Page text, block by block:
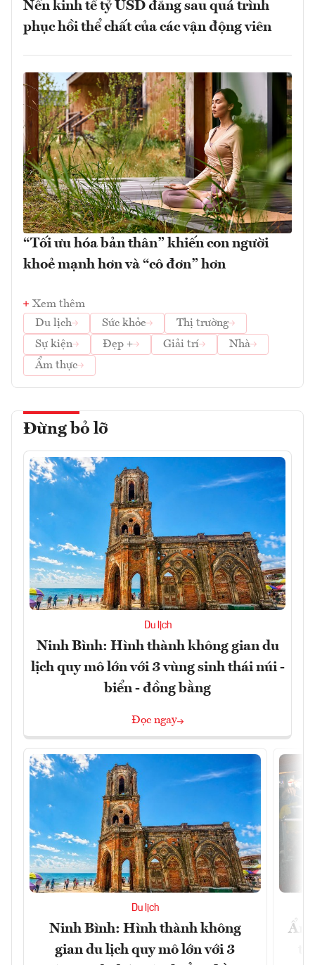
Nền kinh tế tỷ USD đằng sau quá trình
phục hồi thể chất của các vận động viên
“Tối ưu hóa bản thân” khiến con người
khoẻ mạnh hơn và “cô đơn” hơn
Xem thêm
Du lịch
Sức khỏe
Thị trường
Sự kiện
Đẹp + Giải trí
Nhà
Ẩm thực
Đừng bỏ lỡ
Du lịch
Ninh Bình: Hình thành không gian du
lịch quy mô lớn với 3 vùng sinh thái núi -
biển - đồng bằng
Đọc ngay
Du lịch
Ninh Bình: Hình thành không
gian du lịch quy mô lớn với 3
Ẩm